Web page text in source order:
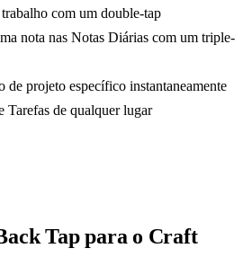
com um double-tap
nota nas Notas Diárias com um triple-
projeto específico instantaneamente
Tarefas de qualquer lugar
Tap para o Craft